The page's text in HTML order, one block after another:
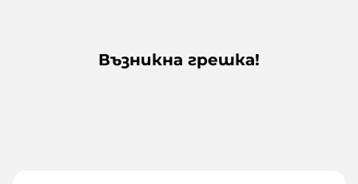
Възникна грешка!